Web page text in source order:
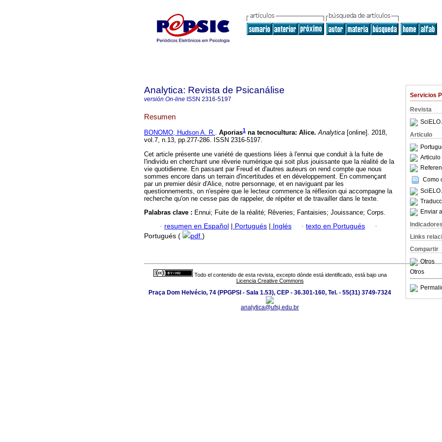
Servicios
Revista
SciELO
Articulo
Articulo
Como
SciELO
Enviar
Indicadores
Links
Compartir
Otros
Otros
Analytica: Revista de Psicanálise
versión On-line ISSN 2316-5197
Resumen
BONOMO, Hudson A. R.. Aporias1 na tecnocultura: Alice. Analytica [online]. 2018,
vol.7, n.13, pp.277-286. ISSN 2316-5197.
Cet article présente une variété de questions liées à l'ennui que conduit à la fuite de
l'individu en cherchant une rêverie numérique qui soit plus jouissante que la réalité de la
vie quotidienne. En passant par Freud et d'autres auteurs on rend compte que nous
sommes encore dans un terrain d'incertitudes et en développement. En commençant
par un premier désir d'Alice, notre personnage, et en naviguant par les
questionnements, on n'espère que le lecteur commence la réflexion qui accompagne la
recherche qu'on ne cesse pas de rappeler, de répéter et de travailler dans le texte.
Palabras clave : Ennui; Fuite de la réalité; Rêveries; Fantaisies; Jouissance; Corps.
· resumen en Español Portugués Inglés · texto en Portugués
·
Portugués (
pdf )
Todo el contenido de esta revista, excepto dónde está identificado, está bajo una
Licencia Creative Commons
Praça Dom Helvécio, 74 (PPGPSI - Sala 1.53), CEP - 36.301-160, Tel. - 55(31) 3749-7324
analytica@ufsj.edu.br